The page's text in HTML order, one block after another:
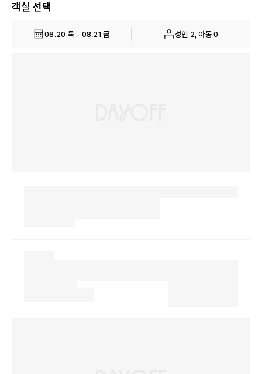
객실 선택
08.20 목 - 08.21 금 성인 2, 아동 0